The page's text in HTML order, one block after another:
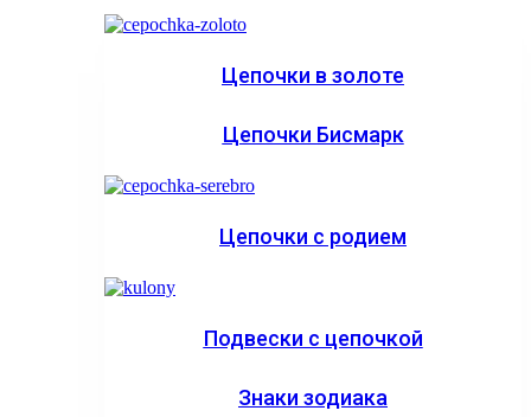
Цепочки в золоте
Цепочки Бисмарк
Цепочки с родием
Подвески с цепочкой
Знаки зодиака